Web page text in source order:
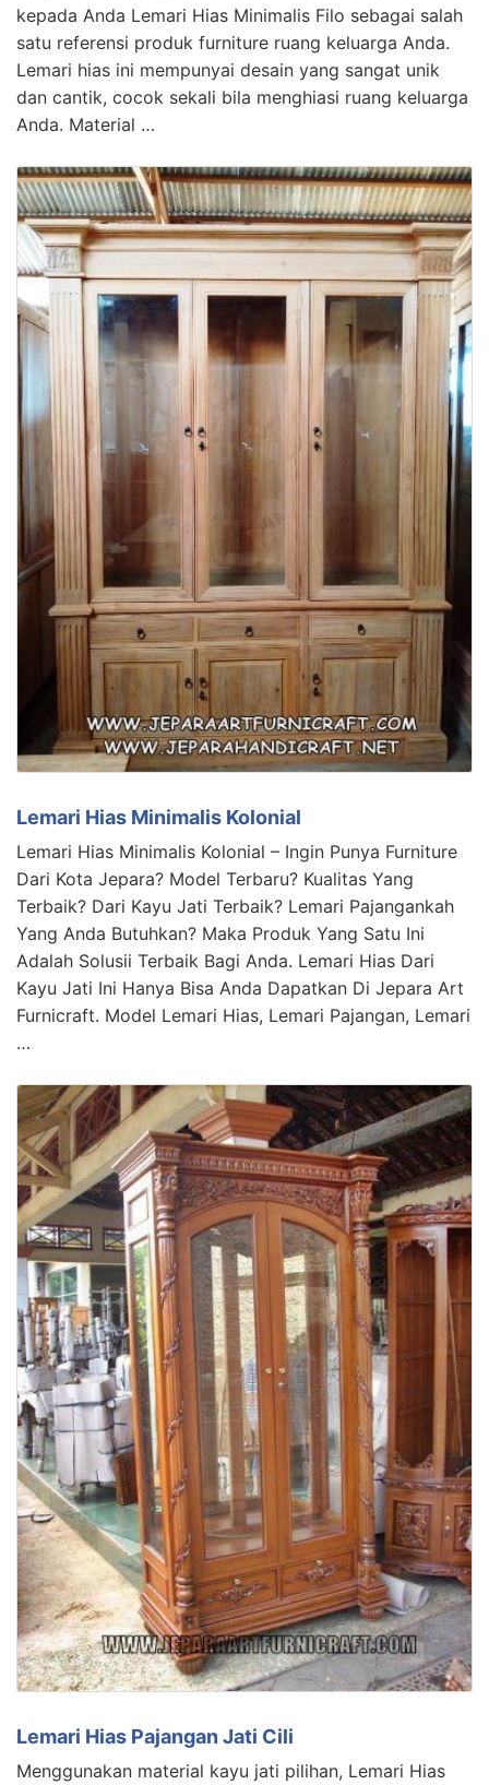
kepada Anda Lemari Hias Minimalis Filo sebagai salah
satu referensi produk furniture ruang keluarga Anda.
Lemari hias ini mempunyai desain yang sangat unik
dan cantik, cocok sekali bila menghiasi ruang keluarga
Anda. Material …
Lemari Hias Minimalis Kolonial
Lemari Hias Minimalis Kolonial – Ingin Punya Furniture
Dari Kota Jepara? Model Terbaru? Kualitas Yang
Terbaik? Dari Kayu Jati Terbaik? Lemari Pajangankah
Yang Anda Butuhkan? Maka Produk Yang Satu Ini
Adalah Solusii Terbaik Bagi Anda. Lemari Hias Dari
Kayu Jati Ini Hanya Bisa Anda Dapatkan Di Jepara Art
Furnicraft. Model Lemari Hias, Lemari Pajangan, Lemari
…
Lemari Hias Pajangan Jati Cili
Menggunakan material kayu jati pilihan, Lemari Hias